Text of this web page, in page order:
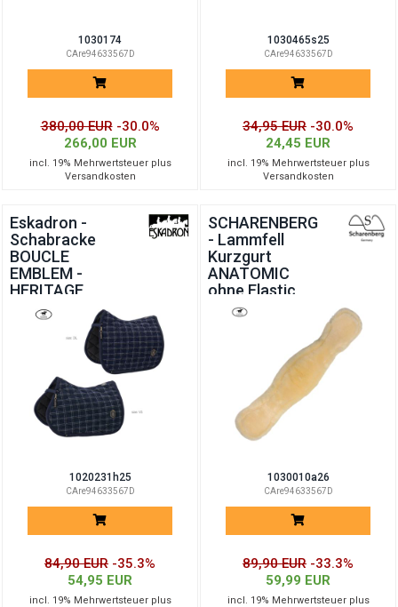
1030174
CAre94633567D
380,00 EUR -30.0%
266,00 EUR
incl. 19% Mehrwertsteuer plus
Versandkosten
1030465s25
CAre94633567D
34,95 EUR -30.0%
24,45 EUR
incl. 19% Mehrwertsteuer plus
Versandkosten
Eskadron -
Schabracke
BOUCLE
EMBLEM -
HERITAGE
2025
1020231h25
CAre94633567D
84,90 EUR -35.3%
54,95 EUR
incl. 19% Mehrwertsteuer plus
SCHARENBERG
- Lammfell
Kurzgurt
ANATOMIC
ohne Elastic
1030010a26
CAre94633567D
89,90 EUR -33.3%
59,99 EUR
incl. 19% Mehrwertsteuer plus